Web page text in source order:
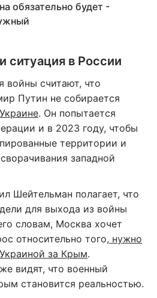
обязательно будет -
ситуация в России
войны считают, что
Путин не собирается
. Он попытается
и в 2023 году, чтобы
территории и
западной
Шейтельман полагает, что
для выхода из войны
словам, Москва хочет
относительно того, нужно
за Крым.
видят, что военный
становится реальностью.